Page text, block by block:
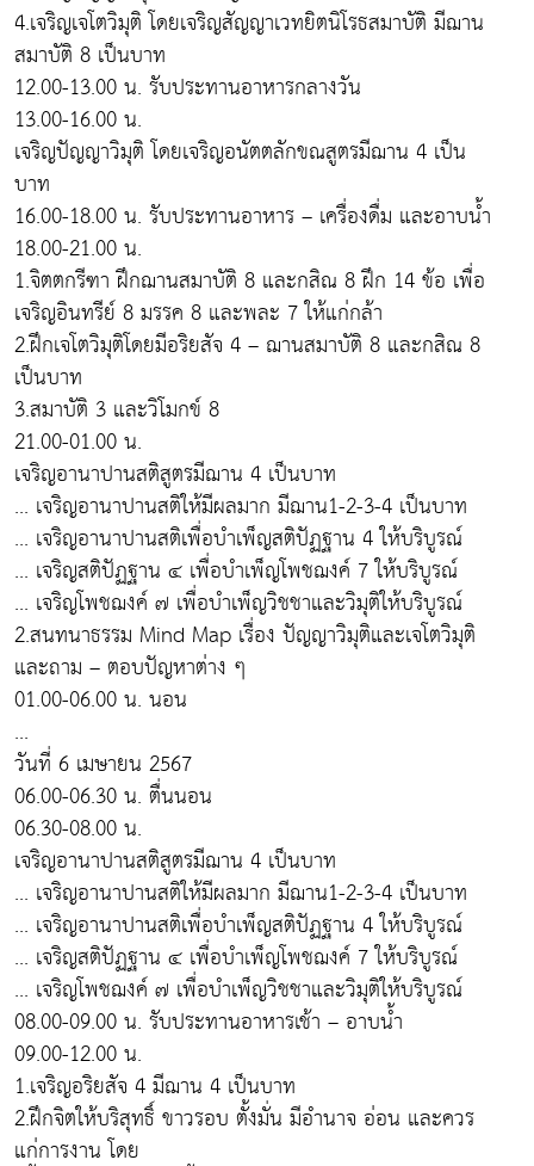
4.เจริญเจโตวิมุติ โดยเจริญสัญญาเวทยิตนิโรธสมาบัติ มีฌาน
สมาบัติ 8 เป็นบาท
12.00-13.00 น. รับประทานอาหารกลางวัน
13.00-16.00 น.
เจริญปัญญาวิมุติ โดยเจริญอนัตตลักขณสูตรมีฌาน 4 เป็น
บาท
16.00-18.00 น. รับประทานอาหาร – เครื่องดื่ม และอาบน้ำ
18.00-21.00 น.
1.จิตตกรีฑา ฝึกฌานสมาบัติ 8 และกสิณ 8 ฝึก 14 ข้อ เพื่อ
เจริญอินทรีย์ 8 มรรค 8 และพละ 7 ให้แก่กล้า
2.ฝึกเจโตวิมุติโดยมีอริยสัจ 4 – ฌานสมาบัติ 8 และกสิณ 8
เป็นบาท
3.สมาบัติ 3 และวิโมกข์ 8
21.00-01.00 น.
เจริญอานาปานสติสูตรมีฌาน 4 เป็นบาท
... เจริญอานาปานสติให้มีผลมาก มีฌาน1-2-3-4 เป็นบาท
... เจริญอานาปานสติเพื่อบำเพ็ญสติปัฏฐาน 4 ให้บริบูรณ์
... เจริญสติปัฏฐาน ๔ เพื่อบำเพ็ญโพชฌงค์ 7 ให้บริบูรณ์
... เจริญโพชฌงค์ ๗ เพื่อบำเพ็ญวิชชาและวิมุติให้บริบูรณ์
2.สนทนาธรรม Mind Map เรื่อง ปัญญาวิมุติและเจโตวิมุติ
และถาม – ตอบปัญหาต่าง ๆ
01.00-06.00 น. นอน
...
วันที่ 6 เมษายน 2567
06.00-06.30 น. ตื่นนอน
06.30-08.00 น.
เจริญอานาปานสติสูตรมีฌาน 4 เป็นบาท
... เจริญอานาปานสติให้มีผลมาก มีฌาน1-2-3-4 เป็นบาท
... เจริญอานาปานสติเพื่อบำเพ็ญสติปัฏฐาน 4 ให้บริบูรณ์
... เจริญสติปัฏฐาน ๔ เพื่อบำเพ็ญโพชฌงค์ 7 ให้บริบูรณ์
... เจริญโพชฌงค์ ๗ เพื่อบำเพ็ญวิชชาและวิมุติให้บริบูรณ์
08.00-09.00 น. รับประทานอาหารเช้า – อาบน้ำ
09.00-12.00 น.
1.เจริญอริยสัจ 4 มีฌาน 4 เป็นบาท
2.ฝึกจิตให้บริสุทธิ์ ขาวรอบ ตั้งมั่น มีอำนาจ อ่อน และควร
แก่การงาน โดย